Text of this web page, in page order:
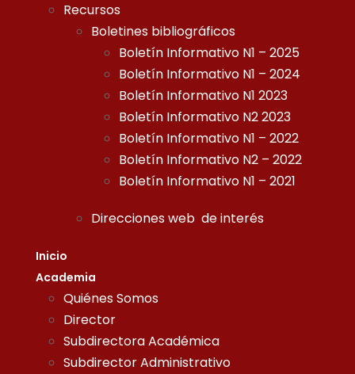
Recursos
Boletines bibliográficos
Boletín Informativo N1 – 2025
Boletín Informativo N1 – 2024
Boletín Informativo N1 2023
Boletín Informativo N2 2023
Boletín Informativo N1 – 2022
Boletín Informativo N2 – 2022
Boletín Informativo N1 – 2021
Direcciones web de interés
Inicio
Academia
Quiénes Somos
Director
Subdirectora Académica
Subdirector Administrativo